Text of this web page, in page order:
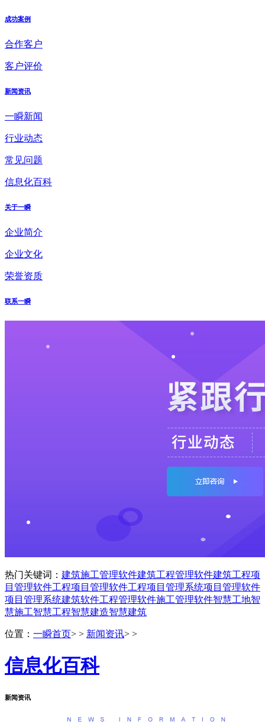
成功案例
合作客户
客户评价
新闻资讯
一瞬新闻
行业动态
常见问题
信息化百科
关于一瞬
企业简介
企业文化
荣誉资质
联系一瞬
热门关键词： 建筑施工管理软件建筑工程管理软件建筑工程项
目管理软件工程项目管理软件工程项目管理系统项目管理软件
项目管理系统建筑软件工程管理软件施工管理软件智慧工地智
慧施工智慧工程智慧建造智慧建筑
位置： 一瞬首页> > 新闻资讯> >
信息化百科
新闻资讯